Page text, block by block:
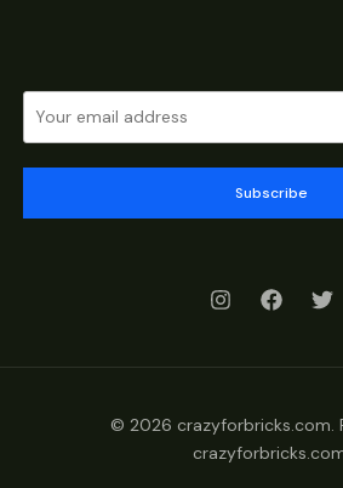
Subscribe
© 2026 crazyforbricks.com.